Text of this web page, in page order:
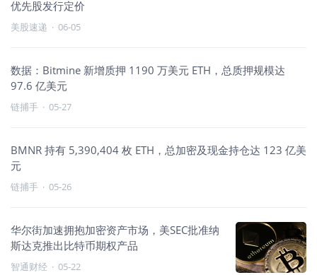
优先股发行定价
美股速递 · 06-05
数据：Bitmine 新增质押 1190 万美元 ETH，总质押规模达
97.6 亿美元
链捕手 · 05-27
BMNR 持有 5,390,404 枚 ETH，总加密及现金持仓达 123 亿美
元
链捕手 · 05-26
华尔街加速拥抱加密资产市场，美SEC批准纳
斯达克推出比特币期权产品
智通财经 · 05-22